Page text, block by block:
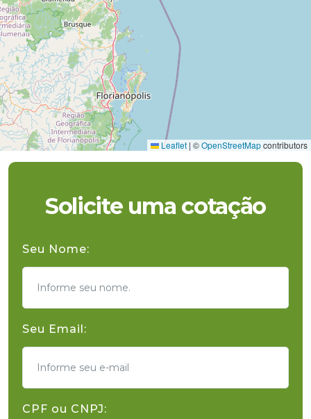
Leaflet | ©OpenStreetMapcontributors
Solicite uma cotação
Seu Nome:
Seu Email:
CPF ou CNPJ: